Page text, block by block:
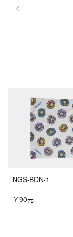
NGS-BDN-1
￥90元